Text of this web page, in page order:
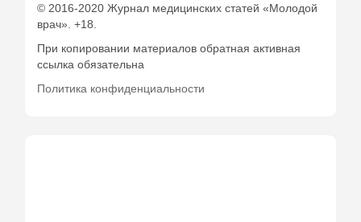
© 2016-2020 Журнал медицинских статей «Молодой
врач». +18.
При копировании материалов обратная активная
ссылка обязательна
Политика конфиденциальности